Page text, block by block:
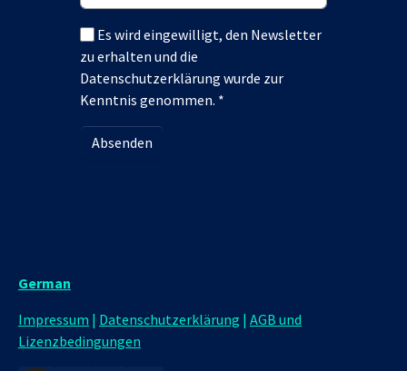
Es wird eingewilligt, den Newsletter
zu erhalten und die
Datenschutzerklärung wurde zur
Kenntnis genommen. *
Absenden
German
Impressum | Datenschutzerklärung | AGB und
Lizenzbedingungen